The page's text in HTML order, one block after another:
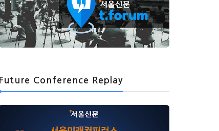
Future Conference Replay